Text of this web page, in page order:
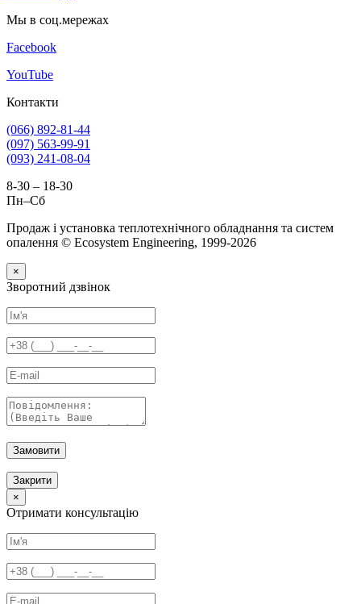
Мы в соц.мережах
Facebook
YouTube
Контакти
(066) 892-81-44
(097) 563-99-91
(093) 241-08-04
8-30 – 18-30
Пн–Сб
Продаж і установка теплотехнічного обладнання та систем
опалення © Ecosystem Engineering, 1999-2026
×
Зворотний дзвінок
Замовити
Закрити
×
Отримати консультацію